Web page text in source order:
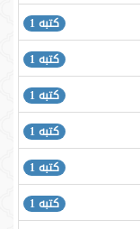
كتبه 1
كتبه 1
كتبه 1
كتبه 1
كتبه 1
كتبه 1